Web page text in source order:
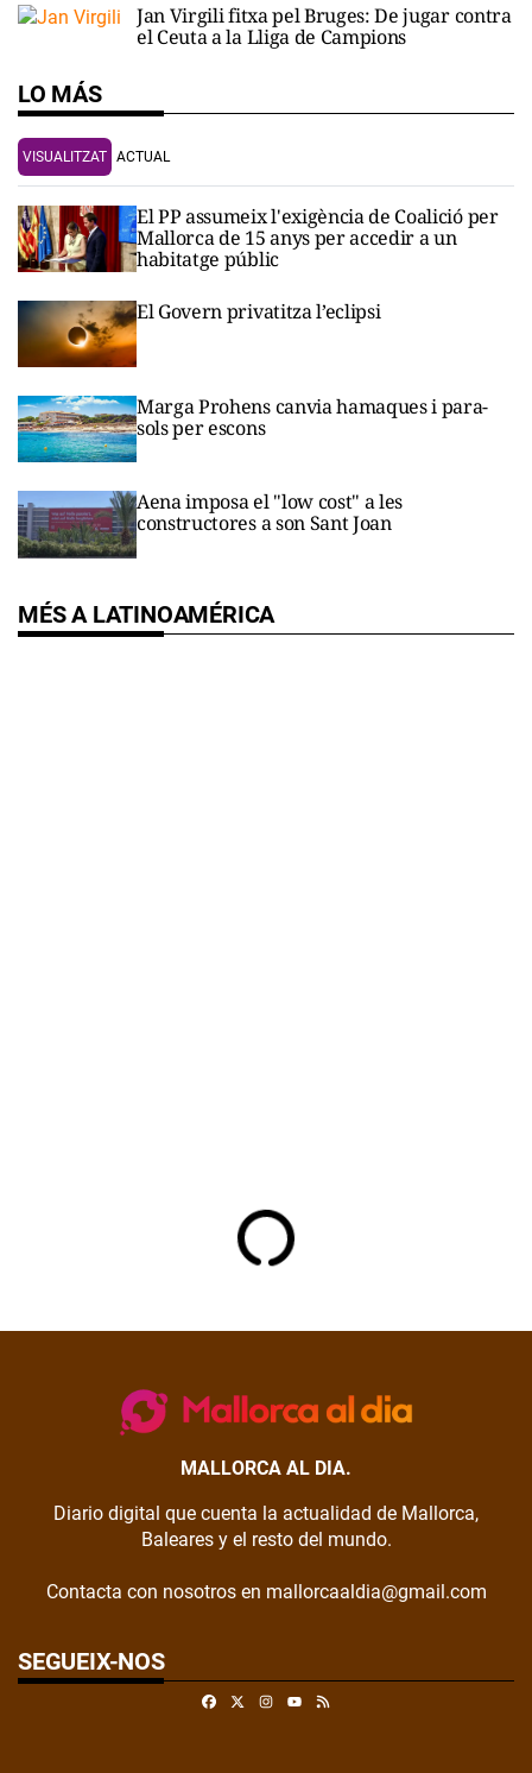
Jan Virgili fitxa pel Bruges: De jugar contra
el Ceuta a la Lliga de Campions
LO MÁS
VISUALITZAT ACTUAL
El PP assumeix l'exigència de Coalició per
Mallorca de 15 anys per accedir a un
habitatge públic
El Govern privatitza l’eclipsi
Marga Prohens canvia hamaques i para-
sols per escons
Aena imposa el "low cost" a les
constructores a son Sant Joan
MÉS A LATINOAMÉRICA
MALLORCA AL DIA.
Diario digital que cuenta la actualidad de Mallorca,
Baleares y el resto del mundo.
Contacta con nosotros en mallorcaaldia@gmail.com
SEGUEIX-NOS
FacebookInstagram